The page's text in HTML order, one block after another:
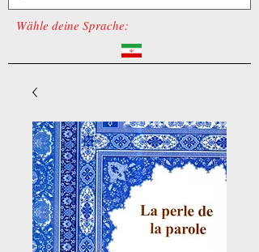
Wähle deine Sprache: